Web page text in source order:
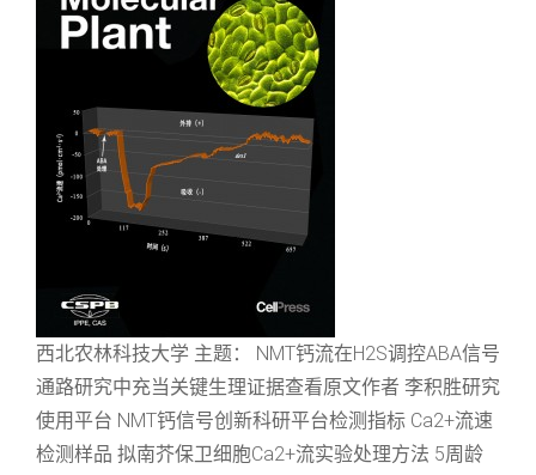
西北农林科技大学 主题： NMT钙流在H2S调控ABA信号
通路研究中充当关键生理证据查看原文作者 李积胜研究
使用平台 NMT钙信号创新科研平台检测指标 Ca2+流速
检测样品 拟南芥保卫细胞Ca2+流实验处理方法 5周龄